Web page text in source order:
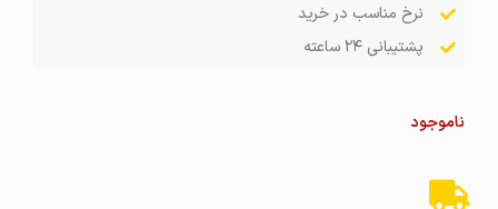
نرخ مناسب در خرید
پشتیبانی ۲۴ ساعته
ناموجود